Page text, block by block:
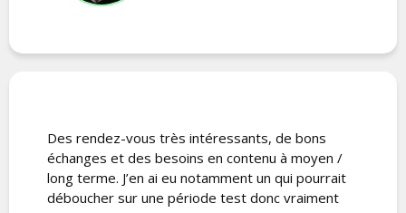
Des rendez-vous très intéressants, de bons
échanges et des besoins en contenu à moyen /
long terme. J’en ai eu notamment un qui pourrait
déboucher sur une période test donc vraiment